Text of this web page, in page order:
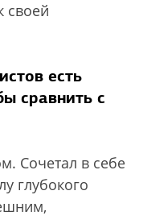
своей
есть
сравнить с
Сочетал в себе
глубокого